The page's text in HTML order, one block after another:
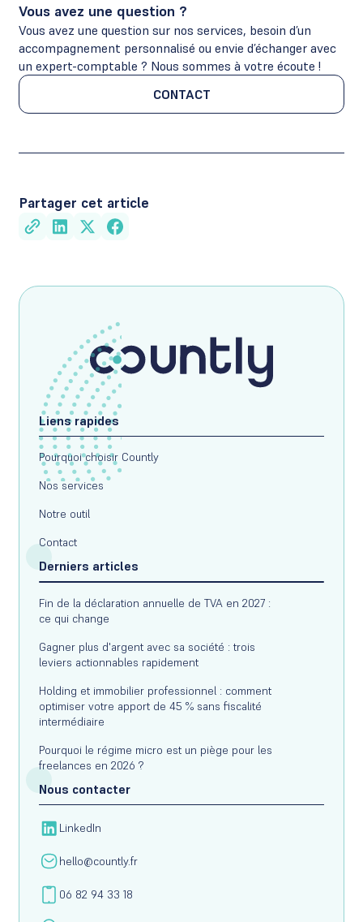
Vous avez une question ?
Vous avez une question sur nos services, besoin d’un
accompagnement personnalisé ou envie d’échanger avec
un expert-comptable ? Nous sommes à votre écoute !
CONTACT
Partager cet article
Liens rapides
Pourquoi choisir Countly
Nos services
Notre outil
Contact
Derniers articles
Fin de la déclaration annuelle de TVA en 2027 :
ce qui change
Gagner plus d'argent avec sa société : trois
leviers actionnables rapidement
Holding et immobilier professionnel : comment
optimiser votre apport de 45 % sans fiscalité
intermédiaire
Pourquoi le régime micro est un piège pour les
freelances en 2026 ?
Nous contacter
LinkedIn
hello@countly.fr
06 82 94 33 18